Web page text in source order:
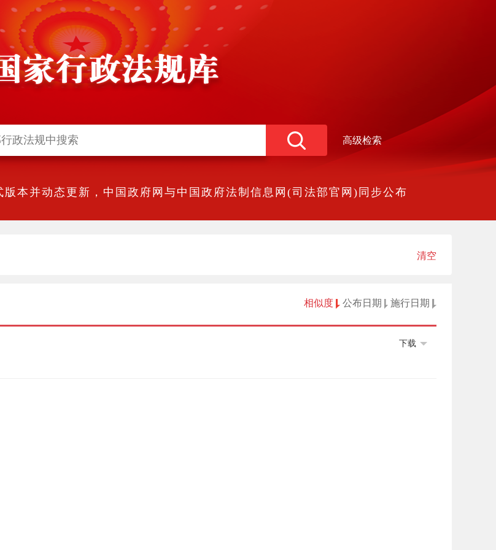
高级检索
本并动态更新，中国政府网与中国政府法制信息网(司法部官网)同步公布
清空
相似度 公布日期 施行日期
下载